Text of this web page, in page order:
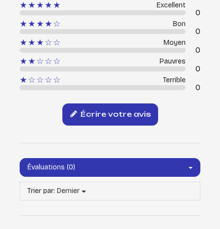
★★★★★ Excellent
0
★★★★☆
Bon
0
★★★☆☆
Moyen
0
★★☆☆☆
Pauvres
0
★☆☆☆☆
Terrible
0
Écrire votre avis
Évaluations (0)
Trier par: Dernier